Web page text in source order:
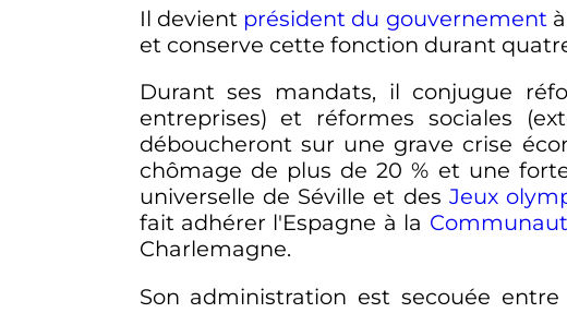
Il devient président du gouvernement
et conserve cette fonction durant
Durant ses mandats, il conjugue
entreprises) et réformes sociales
déboucheront sur une grave crise
chômage de plus de 20 % et une
universelle de Séville et des Jeux
fait adhérer l'Espagne à la
Charlemagne.
Son administration est secouée